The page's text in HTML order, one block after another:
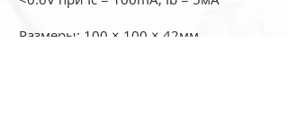
Размеры: 100 × 100 × 42мм